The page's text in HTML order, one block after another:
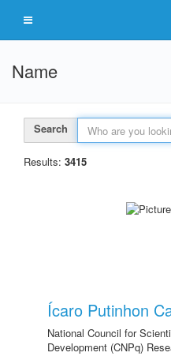
Name
Search
Results: 3415
Ícaro Putinhon
National Council for
Development (CNPq)